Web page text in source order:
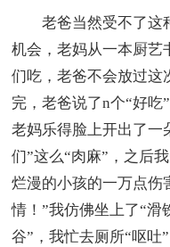
老爸当然受不了这种
机会，老妈从一本厨艺
们吃，老爸不会放过这
完，老爸说了n个“好吃
老妈乐得脸上开出了一
们”这么“肉麻”，之后
烂漫的小孩的一万点伤
情！”我仿佛坐上了“滑
谷”，我忙去厕所“呕